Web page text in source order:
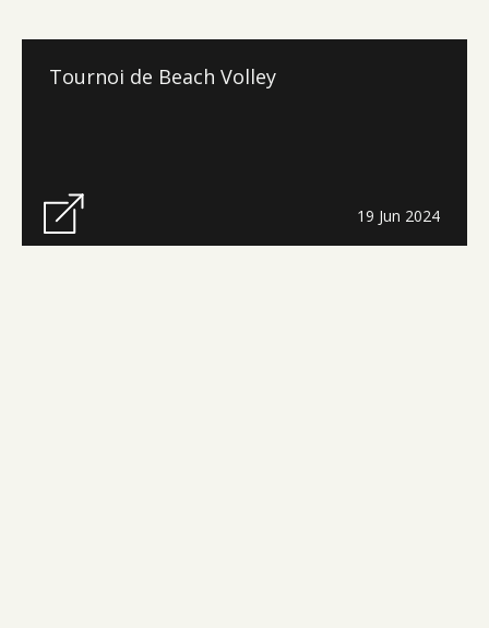
Tournoi de Beach Volley
19 Jun 2024